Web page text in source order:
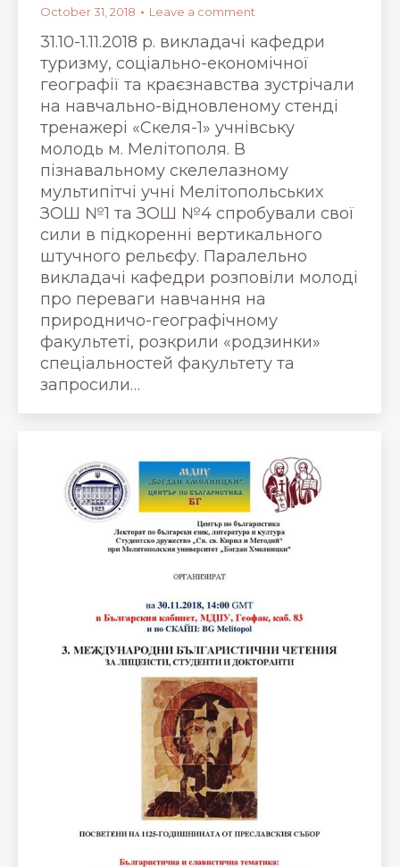
October 31, 2018
Leave a comment
31.10-1.11.2018 р. викладачі кафедри
туризму, соціально-економічної
географії та краєзнавства зустрічали
на навчально-відновленому стенді
тренажері «Скеля-1» учнівську
молодь м. Мелітополя. В
пізнавальному скелелазному
мультипітчі учні Мелітопольських
ЗОШ №1 та ЗОШ №4 спробували свої
сили в підкоренні вертикального
штучного рельєфу. Паралельно
викладачі кафедри розповіли молоді
про переваги навчання на
природничо-географічному
факультеті, розкрили «родзинки»
спеціальностей факультету та
запросили…